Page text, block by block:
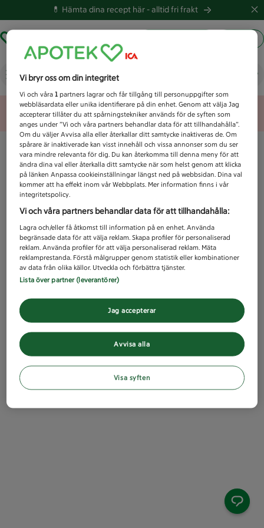
💊 Hämta dina recept här -alltid fri frakt
Vad letar du efter idag?
Unknown error
Vi bryr oss om din integritet
Vi och våra1 partners lagrar och får tillgång till personuppgifter som
webbläsardata eller unika identifierare på din enhet. Genom att välja Jag
accepterar tillåter du att spårningstekniker används för de syften som
anges under ”Vi och våra partners behandlar data för att tillhandahålla”.
Om du väljer Avvisa alla eller återkallar ditt samtycke inaktiveras de. Om
spårare är inaktiverade kan visst innehåll och vissa annonser som du ser
vara mindre relevanta för dig. Du kan återkomma till denna meny för att
ändra dina val eller återkalla ditt samtycke när som helst genom att klicka
på länken Anpassa cookieinställningar längst ned på webbsidan. Dina val
kommer att ha effekt inom vår Webbplats. Mer information finns i vår
integritetspolicy.
Vi och våra partners behandlar data för att tillhandahålla:
Lagra och/eller få åtkomst till information på en enhet. Använda
begränsade data för att välja reklam. Skapa profiler för personaliserad
reklam. Använda profiler för att välja personaliserad reklam. Mäta
reklamprestanda. Förstå målgrupper genom statistik eller kombinationer
av data från olika källor. Utveckla och förbättra tjänster.
Lista över partner (leverantörer)
Avvisa alla
Jag accepterar
Visa syften